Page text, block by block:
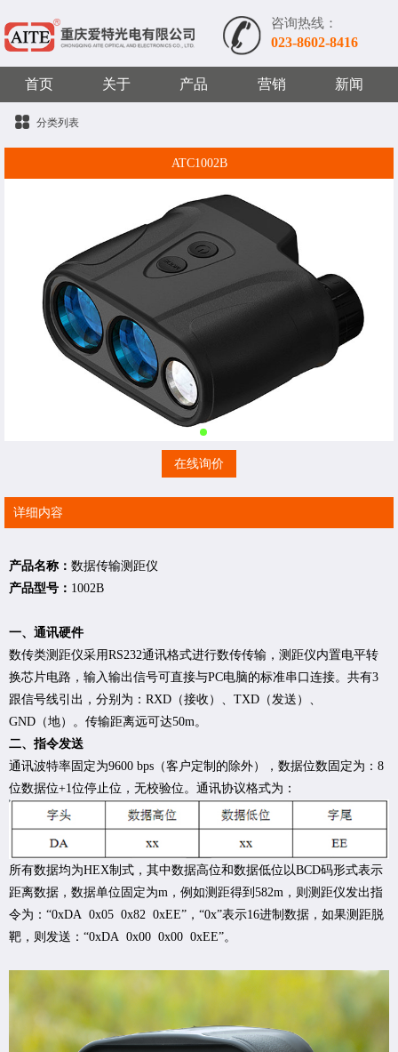
咨询热线：
023-8602-8416
首页 关于 产品 营销 新闻
分类列表
ATC1002B
在线询价
详细内容
产品名称： 数据传输测距仪
产品型号： 1002B
一、通讯硬件
数传类测距仪采用RS232通讯格式进行数传传输，测距仪内置电平转
换芯片电路，输入输出信号可直接与PC电脑的标准串口连接。共有3
跟信号线引出，分别为：RXD（接收）、TXD（发送）、
GND（地）。传输距离远可达50m。
二、指令发送
通讯波特率固定为9600 bps（客户定制的除外），数据位数固定为：8
位数据位+1位停止位，无校验位。通讯协议格式为：
所有数据均为HEX制式，其中数据高位和数据低位以BCD码形式表示
距离数据，数据单位固定为m，例如测距得到582m，则测距仪发出指
令为：“0xDA 0x05 0x82 0xEE”，“0x”表示16进制数据，如果测距脱
靶，则发送：“0xDA 0x00 0x00 0xEE”。